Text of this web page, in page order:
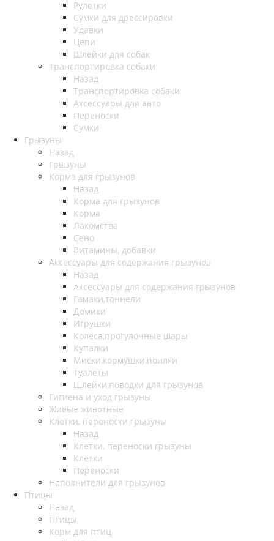
Рулетки
Сумки для дрессировки
Удавки
Цепи
Шлейки для собак
Транспортировка собаки
Назад
Транспортировка собаки
Аксессуары для авто
Переноски
Сумки
Грызуны
Назад
Грызуны
Корма для грызунов
Назад
Корма для грызунов
Корма
Лакомства
Сено
Витамины, добавки
Аксессуары для содержания грызунов
Назад
Аксессуары для содержания грызунов
Гамаки,тоннели
Домики
Игрушки
Колеса,прогулочные шары
Купалки
Миски,кормушки,поилки
Туалеты
Шлейки,поводки для грызунов
Гигиена и уход грызуны
Живые животные
Клетки, переноски грызуны
Назад
Клетки, переноски грызуны
Клетки
Переноски
Наполнители для грызунов
Птицы
Назад
Птицы
Корм для птиц